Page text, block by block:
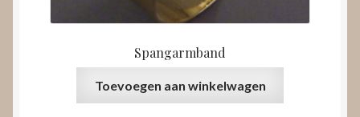
Spangarmband
Toevoegen aan winkelwagen